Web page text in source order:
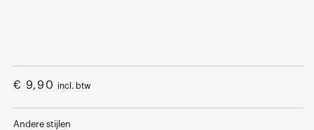
media
1
in
modaal
venster
Normale
€ 9,90 incl. btw
Andere stijlen